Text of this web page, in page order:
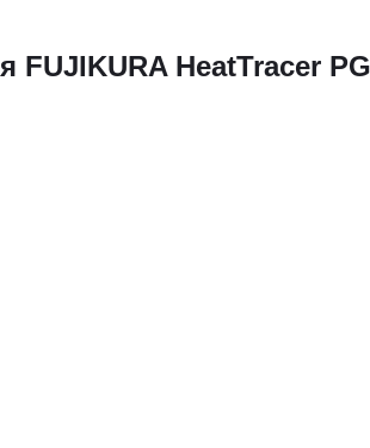
HeatTracer